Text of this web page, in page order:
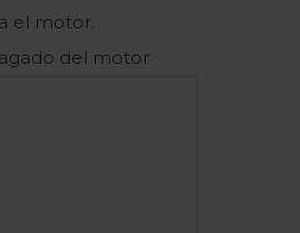
el motor.
del motor